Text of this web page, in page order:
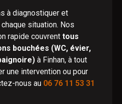
à diagnostiquer et
situation. Nos
rapide couvrent tous
bouchées (WC, évier,
à Finhan, à tout
une intervention ou pour
nous au 06 76 11 53 31